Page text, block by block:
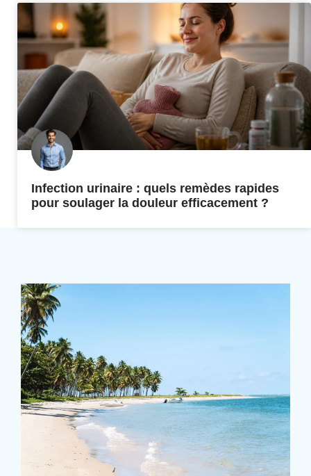
Infection urinaire : quels remèdes rapides
pour soulager la douleur efficacement ?